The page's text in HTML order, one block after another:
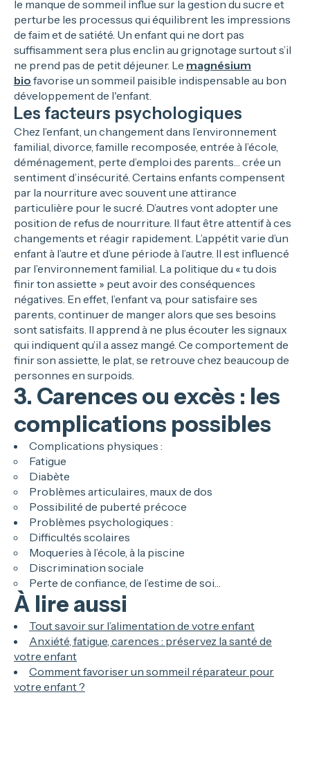
le manque de sommeil influe sur la gestion du sucre et
perturbe les processus qui équilibrent les impressions
de faim et de satiété. Un enfant qui ne dort pas
suffisamment sera plus enclin au grignotage surtout s’il
ne prend pas de petit déjeuner. Le magnésium
bio favorise un sommeil paisible indispensable au bon
développement de l'enfant.
Les facteurs psychologiques
Chez l’enfant, un changement dans l’environnement
familial, divorce, famille recomposée, entrée à l’école,
déménagement, perte d’emploi des parents… crée un
sentiment d’insécurité. Certains enfants compensent
par la nourriture avec souvent une attirance
particulière pour le sucré. D’autres vont adopter une
position de refus de nourriture. Il faut être attentif à ces
changements et réagir rapidement. L’appétit varie d’un
enfant à l’autre et d’une période à l’autre. Il est influencé
par l’environnement familial. La politique du « tu dois
finir ton assiette » peut avoir des conséquences
négatives. En effet, l’enfant va, pour satisfaire ses
parents, continuer de manger alors que ses besoins
sont satisfaits. Il apprend à ne plus écouter les signaux
qui indiquent qu’il a assez mangé. Ce comportement de
finir son assiette, le plat, se retrouve chez beaucoup de
personnes en surpoids.
3. Carences ou excès : les
complications possibles
Complications physiques :
Fatigue
Diabète
Problèmes articulaires, maux de dos
Possibilité de puberté précoce
Problèmes psychologiques :
Difficultés scolaires
Moqueries à l’école, à la piscine
Discrimination sociale
Perte de confiance, de l’estime de soi…
À lire aussi
Tout savoir sur l’alimentation de votre enfant
Anxiété, fatigue, carences : préservez la santé de
votre enfant
Comment favoriser un sommeil réparateur pour
votre enfant ?